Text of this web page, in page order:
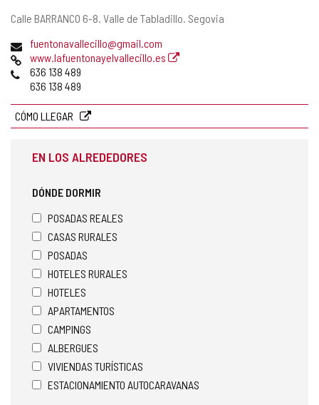
Dirección
Calle BARRANCO 6-8. Valle de Tabladillo. Segovia
Dirección
de
correo
electrónico
fuentonavallecillo@gmail.com
Página
Web
www.lafuentonayelvallecillo.es
Teléfonos
636 138 489
636 138 489
CÓMO LLEGAR
EN LOS ALREDEDORES
DÓNDE DORMIR
POSADAS REALES
CASAS RURALES
POSADAS
HOTELES RURALES
HOTELES
APARTAMENTOS
CAMPINGS
ALBERGUES
VIVIENDAS TURÍSTICAS
ESTACIONAMIENTO AUTOCARAVANAS